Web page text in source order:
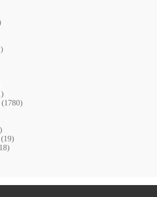
(1780)
(19)